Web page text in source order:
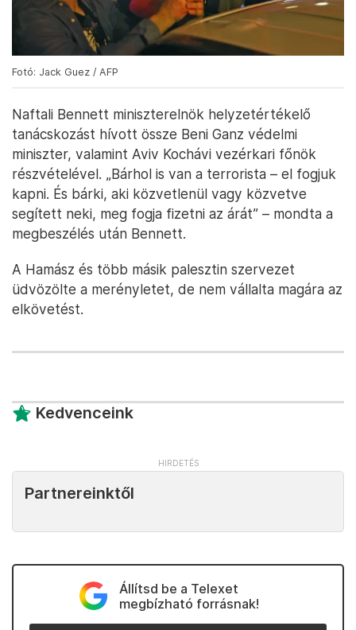
Fotó: Jack Guez / AFP
Naftali Bennett miniszterelnök helyzetértékelő
tanácskozást hívott össze Beni Ganz védelmi
miniszter, valamint Aviv Kochávi vezérkari főnök
részvételével. „Bárhol is van a terrorista – el fogjuk
kapni. És bárki, aki közvetlenül vagy közvetve
segített neki, meg fogja fizetni az árát” – mondta a
megbeszélés után Bennett.
A Hamász és több másik palesztin szervezet
üdvözölte a merényletet, de nem vállalta magára az
elkövetést.
Kedvenceink
Partnereinktől
Állítsd be a Telexet
megbízható forrásnak!